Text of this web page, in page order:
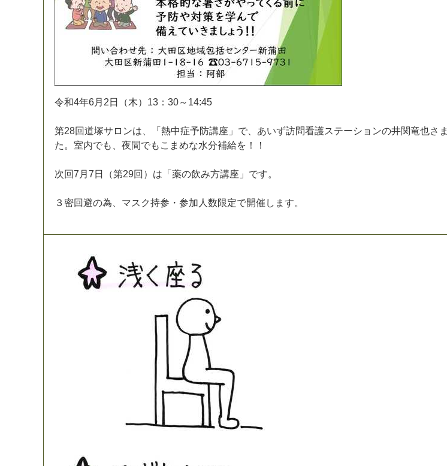
令和4年6月 2 日 （木） 13 ： 30～ 14:45
第28回道塚サ ロ ンは 「 熱中症予防講座 」 で あいず訪問看護ステーシ ョ ンの井関竜也さ ま
た 。 室内でも 夜間でも こ ま めな水分補給を ！ ！
次回7 月 7 日 （第29回 ） は 「 薬の飲み方講座 」 です。
３ 密回避の為 マス ク持参 ・ 参加 人 数限定で開催 し ま す。